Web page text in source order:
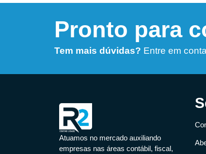
Pronto para
Tem mais dúvidas? Entre em
Atuamos no mercado auxiliando
empresas nas áreas contábil, fiscal,